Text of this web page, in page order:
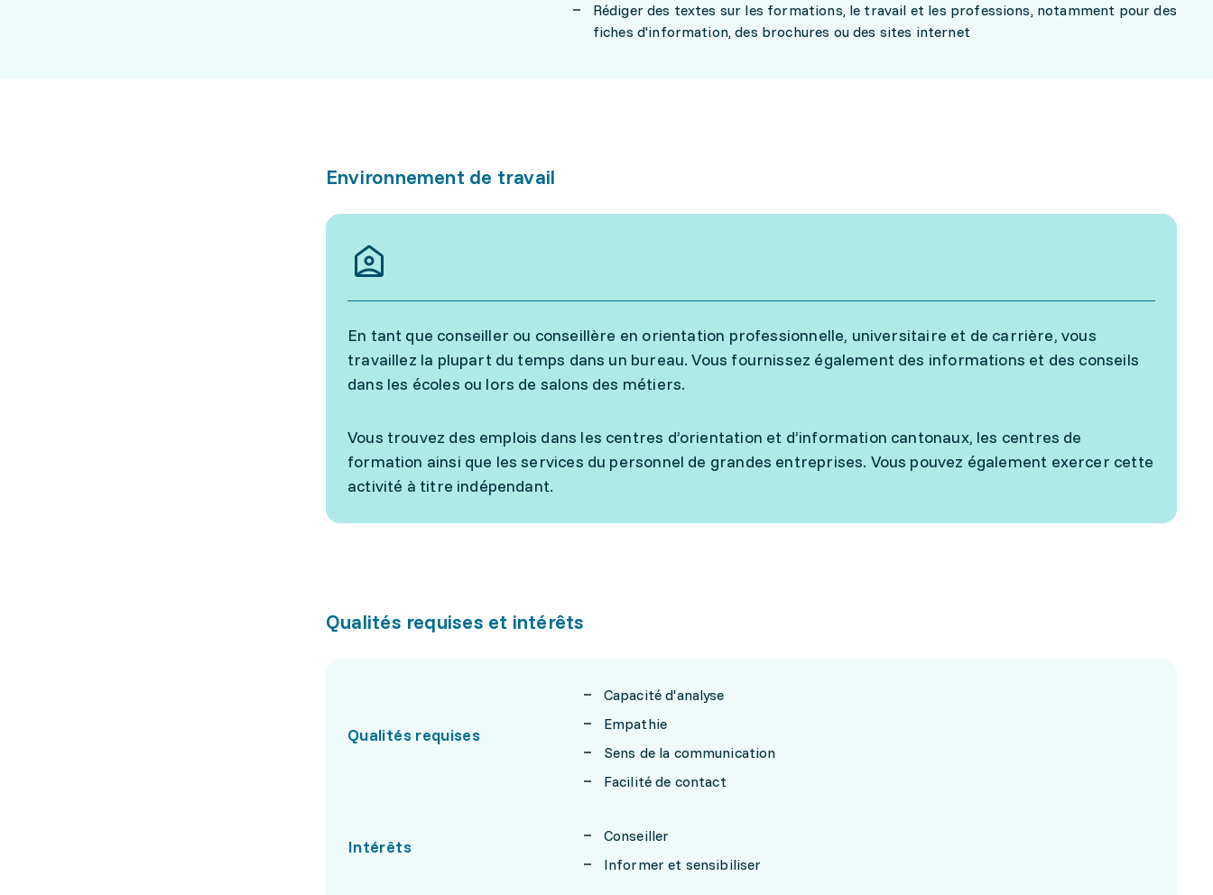
Rédiger des textes sur les formations, le travail et les professions, notamment pour des
fiches d'information, des brochures ou des sites internet
Environnement de travail
En tant que conseiller ou conseillère en orientation professionnelle, universitaire et de carrière, vous
travaillez la plupart du temps dans un bureau. Vous fournissez également des informations et des conseils
dans les écoles ou lors de salons des métiers.
Vous trouvez des emplois dans les centres d’orientation et d’information cantonaux, les centres de
formation ainsi que les services du personnel de grandes entreprises. Vous pouvez également exercer cette
activité à titre indépendant.
Qualités requises et intérêts
Qualités requises
Capacité d'analyse
Empathie
Sens de la communication
Facilité de contact
Intérêts
Conseiller
Informer et sensibiliser